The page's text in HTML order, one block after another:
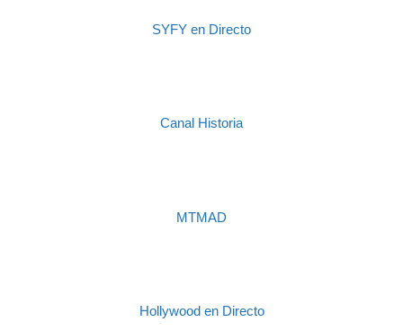
SYFY en Directo
Canal Historia
MTMAD
Hollywood en Directo